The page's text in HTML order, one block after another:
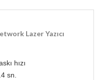
Lazer Yazıcı
hızı
sn.